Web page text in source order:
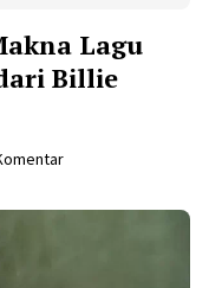
Lagu
Billie